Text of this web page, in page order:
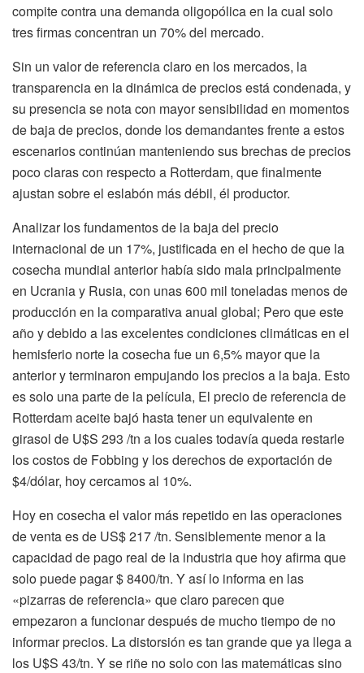
compite contra una demanda oligopólica en la cual solo
tres firmas concentran un 70% del mercado.
Sin un valor de referencia claro en los mercados, la
transparencia en la dinámica de precios está condenada, y
su presencia se nota con mayor sensibilidad en momentos
de baja de precios, donde los demandantes frente a estos
escenarios continúan manteniendo sus brechas de precios
poco claras con respecto a Rotterdam, que finalmente
ajustan sobre el eslabón más débil, él productor.
Analizar los fundamentos de la baja del precio
internacional de un 17%, justificada en el hecho de que la
cosecha mundial anterior había sido mala principalmente
en Ucrania y Rusia, con unas 600 mil toneladas menos de
producción en la comparativa anual global; Pero que este
año y debido a las excelentes condiciones climáticas en el
hemisferio norte la cosecha fue un 6,5% mayor que la
anterior y terminaron empujando los precios a la baja. Esto
es solo una parte de la película, El precio de referencia de
Rotterdam aceite bajó hasta tener un equivalente en
girasol de U$S 293 /tn a los cuales todavía queda restarle
los costos de Fobbing y los derechos de exportación de
$4/dólar, hoy cercamos al 10%.
Hoy en cosecha el valor más repetido en las operaciones
de venta es de US$ 217 /tn. Sensiblemente menor a la
capacidad de pago real de la industria que hoy afirma que
solo puede pagar $ 8400/tn. Y así lo informa en las
«pizarras de referencia» que claro parecen que
empezaron a funcionar después de mucho tiempo de no
informar precios. La distorsión es tan grande que ya llega a
los U$S 43/tn. Y se riñe no solo con las matemáticas sino